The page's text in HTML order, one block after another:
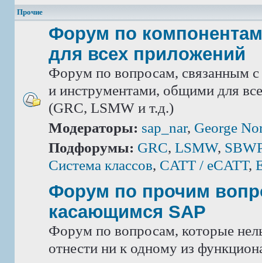
Прочие
Форум по
для всех приложений
Форум по вопросам, связанным
и инструментами, общими для
(GRC, LSMW и т.д.)
Модераторы: sap_nar, George
Подфорумы: GRC, LSMW,
Система классов, CATT / eCATT,
Форум по прочим
касающимся SAP
Форум по вопросам, которые
отнести ни к одному из